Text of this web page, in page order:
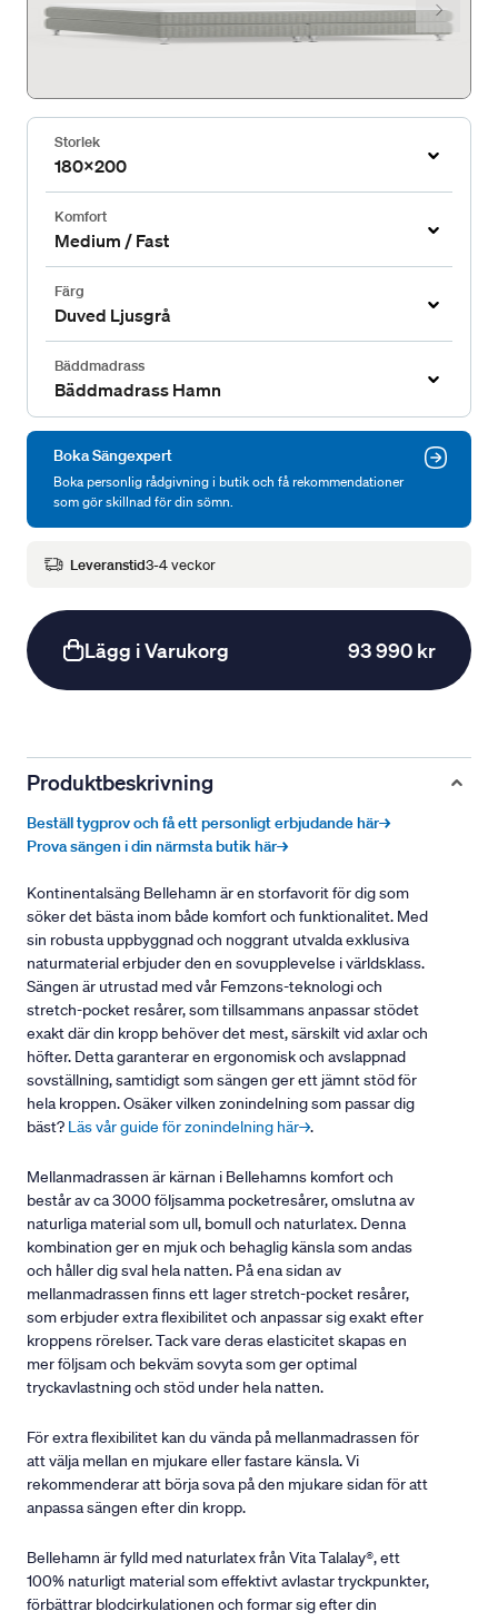
Storlek
180x200
Komfort
Medium / Fast
Färg
Duved Ljusgrå
Bäddmadrass
Bäddmadrass Hamn
Boka Sängexpert
Boka personlig rådgivning i butik och få rekommendationer
som gör skillnad för din sömn.
Leveranstid3-4 veckor
Lägg i Varukorg 93 990 kr
Produktbeskrivning
Beställ tygprov och få ett personligt erbjudande här→
Prova sängen i din närmsta butik här→
Kontinentalsäng Bellehamn är en storfavorit för dig som
söker det bästa inom både komfort och funktionalitet. Med
sin robusta uppbyggnad och noggrant utvalda exklusiva
naturmaterial erbjuder den en sovupplevelse i världsklass.
Sängen är utrustad med vår Femzons-teknologi och
stretch-pocket resårer, som tillsammans anpassar stödet
exakt där din kropp behöver det mest, särskilt vid axlar och
höfter. Detta garanterar en ergonomisk och avslappnad
sovställning, samtidigt som sängen ger ett jämnt stöd för
hela kroppen. Osäker vilken zonindelning som passar dig
bäst? Läs vår guide för zonindelning här→.
Mellanmadrassen är kärnan i Bellehamns komfort och
består av ca 3000 följsamma pocketresårer, omslutna av
naturliga material som ull, bomull och naturlatex. Denna
kombination ger en mjuk och behaglig känsla som andas
och håller dig sval hela natten. På ena sidan av
mellanmadrassen finns ett lager stretch-pocket resårer,
som erbjuder extra flexibilitet och anpassar sig exakt efter
kroppens rörelser. Tack vare deras elasticitet skapas en
mer följsam och bekväm sovyta som ger optimal
tryckavlastning och stöd under hela natten.
För extra flexibilitet kan du vända på mellanmadrassen för
att välja mellan en mjukare eller fastare känsla. Vi
rekommenderar att börja sova på den mjukare sidan för att
anpassa sängen efter din kropp.
Bellehamn är fylld med naturlatex från Vita Talalay®, ett
100% naturligt material som effektivt avlastar tryckpunkter,
förbättrar blodcirkulationen och formar sig efter din